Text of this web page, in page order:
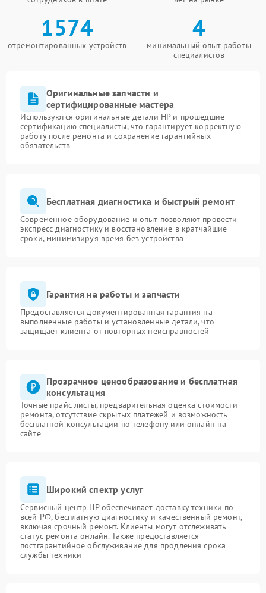
1574
отремонтированных устройств
4
минимальный опыт работы
специалистов
Оригинальные запчасти и
сертифицированные мастера
Используются оригинальные детали HP и прошедшие
сертификацию специалисты, что гарантирует корректную
работу после ремонта и сохранение гарантийных
обязательств
Бесплатная диагностика и быстрый ремонт
Современное оборудование и опыт позволяют провести
экспресс-диагностику и восстановление в кратчайшие
сроки, минимизируя время без устройства
Гарантия на работы и запчасти
Предоставляется документированная гарантия на
выполненные работы и установленные детали, что
защищает клиента от повторных неисправностей
Прозрачное ценообразование и бесплатная
консультация
Точные прайс-листы, предварительная оценка стоимости
ремонта, отсутствие скрытых платежей и возможность
бесплатной консультации по телефону или онлайн на
сайте
Широкий спектр услуг
Сервисный центр HP обеспечивает доставку техники по
всей РФ, бесплатную диагностику и качественный ремонт,
включая срочный ремонт. Клиенты могут отслеживать
статус ремонта онлайн. Также предоставляется
постгарантийное обслуживание для продления срока
службы техники